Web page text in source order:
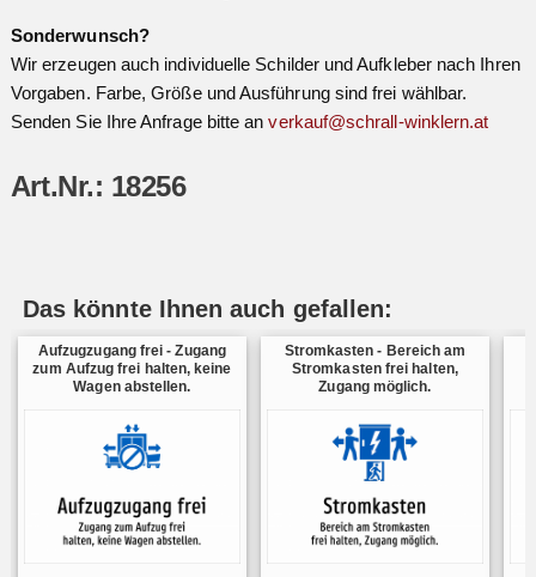
Sonderwunsch?
Wir erzeugen auch individuelle Schilder und Aufkleber nach Ihren
Vorgaben. Farbe, Größe und Ausführung sind frei wählbar.
Senden Sie Ihre Anfrage bitte anverkauf@schrall-winklern.at
Art.Nr.: 18256
Das könnte Ihnen auch gefallen:
Aufzugzugang frei - Zugang
zum Aufzug frei halten, keine
Wagen abstellen.
Stromkasten - Bereich am
Stromkasten frei halten,
Zugang möglich.